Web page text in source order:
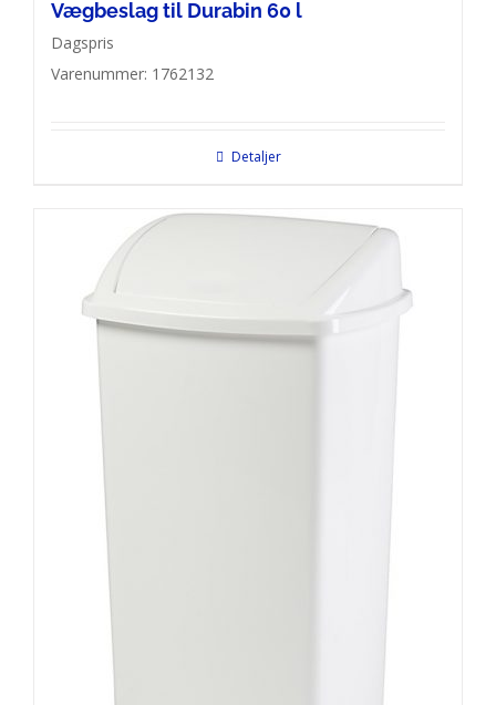
Vægbeslag til Durabin 60 l
Dagspris
Varenummer: 1762132
Detaljer